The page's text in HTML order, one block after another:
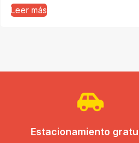
Leer más
Estacionamiento